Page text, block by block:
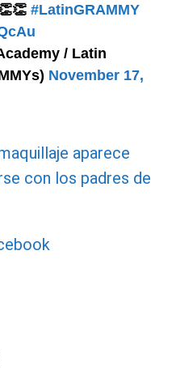
#LatinGRAMMY
/ Latin
November 17,
aparece
con los padres de